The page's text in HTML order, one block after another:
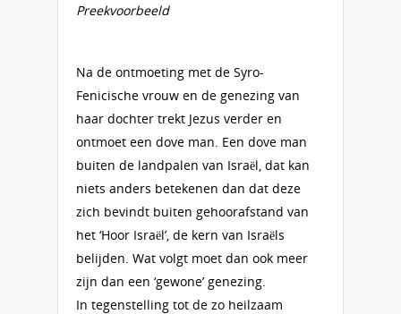
Preekvoorbeeld
Na de ontmoeting met de Syro-
Fenicische vrouw en de genezing van
haar dochter trekt Jezus verder en
ontmoet een dove man. Een dove man
buiten de landpalen van Israël, dat kan
niets anders betekenen dan dat deze
zich bevindt buiten gehoorafstand van
het ‘Hoor Israël’, de kern van Israëls
belijden. Wat volgt moet dan ook meer
zijn dan een ‘gewone’ genezing.
In tegenstelling tot de zo heilzaam